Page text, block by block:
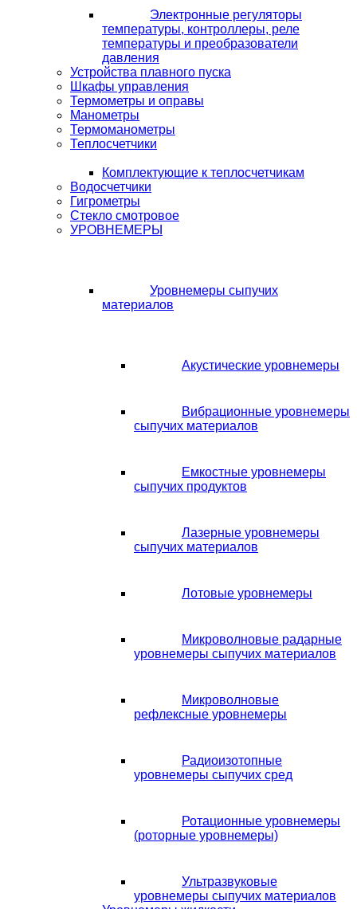
Электронные регуляторы
температуры, контроллеры, реле
температуры и преобразователи
давления
Устройства плавного пуска
Шкафы управления
Термометры и оправы
Манометры
Термоманометры
Теплосчетчики
Комплектующие к теплосчетчикам
Водосчетчики
Гигрометры
Стекло смотровое
УРОВНЕМЕРЫ
Уровнемеры сыпучих
материалов
Акустические уровнемеры
Вибрационные уровнемеры
сыпучих материалов
Емкостные уровнемеры
сыпучих продуктов
Лазерные уровнемеры
сыпучих материалов
Лотовые уровнемеры
Микроволновые радарные
уровнемеры сыпучих материалов
Микроволновые
рефлексные уровнемеры
Радиоизотопные
уровнемеры сыпучих сред
Ротационные уровнемеры
(роторные уровнемеры)
Ультразвуковые
уровнемеры сыпучих материалов